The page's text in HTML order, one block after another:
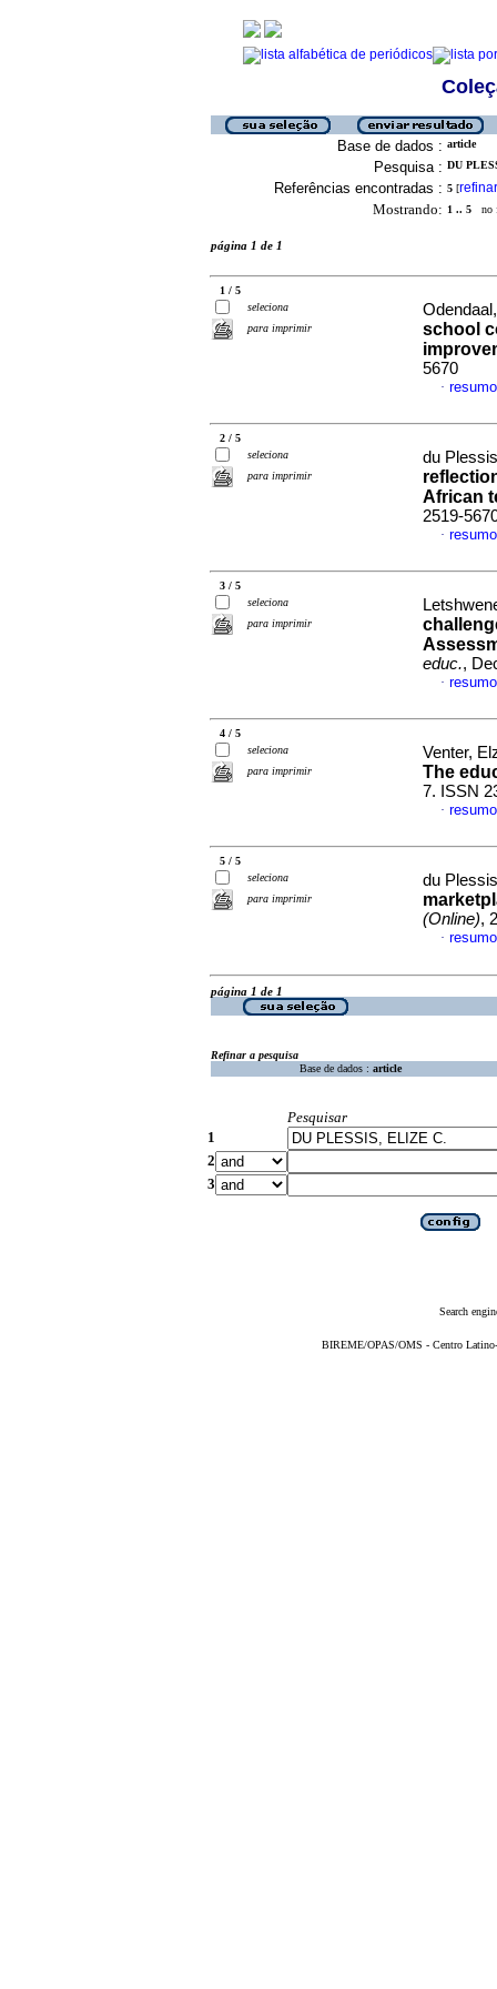
Base de dados : article
Pesquisa : DU
Referências encontradas : 5 [refinar
Mostrando: 1 .. 5 no
página 1 de 1
1 / 5
seleciona
para imprimir
school
5670
·
2 / 5
seleciona
para imprimir
du
African
2519-
·
3 / 5
seleciona
para imprimir
educ.,
·
4 / 5
seleciona
para imprimir
Venter,
The
7. ISSN
·
5 / 5
seleciona
para imprimir
du
(Online),
·
página 1 de 1
Refinar a pesquisa
Base de dados : article
Pesquisar
1
2
3
Search
BIREME/OPAS/OMS - Centro Latino-